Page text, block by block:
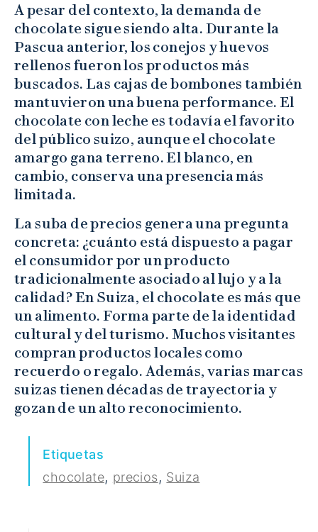
A pesar del contexto, la demanda de
chocolate sigue siendo alta. Durante la
Pascua anterior, los conejos y huevos
rellenos fueron los productos más
buscados. Las cajas de bombones también
mantuvieron una buena performance. El
chocolate con leche es todavía el favorito
del público suizo, aunque el chocolate
amargo gana terreno. El blanco, en
cambio, conserva una presencia más
limitada.
La suba de precios genera una pregunta
concreta: ¿cuánto está dispuesto a pagar
el consumidor por un producto
tradicionalmente asociado al lujo y a la
calidad? En Suiza, el chocolate es más que
un alimento. Forma parte de la identidad
cultural y del turismo. Muchos visitantes
compran productos locales como
recuerdo o regalo. Además, varias marcas
suizas tienen décadas de trayectoria y
gozan de un alto reconocimiento.
Etiquetas
chocolate, precios, Suiza